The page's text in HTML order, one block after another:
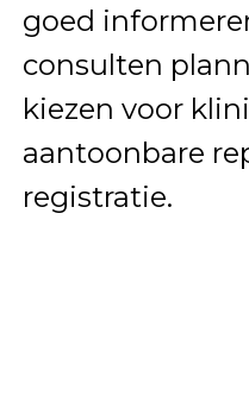
goed
consulten
kiezen voor
aantoonbare
registratie.